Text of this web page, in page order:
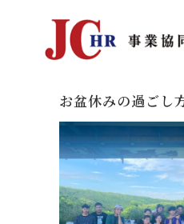
お盆休みの過ごし